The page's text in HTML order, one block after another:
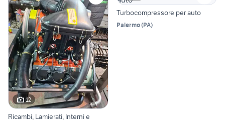
12
Ricambi, Lamierati, Interni e
Turbocompressore per auto
Palermo(PA)